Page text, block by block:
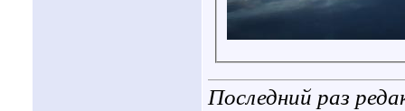
Последний раз